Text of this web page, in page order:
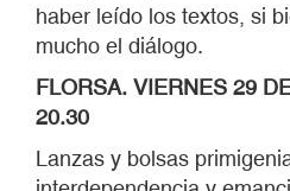
haber leído los textos, si
mucho el diálogo.
FLORSA. VIERNES 29
20.30
Lanzas y bolsas